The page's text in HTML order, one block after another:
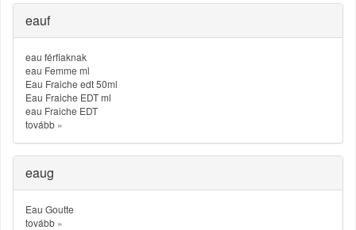
eauf
eau férfiaknak
eau Femme ml
Eau Fraiche edt 50ml
Eau Fraiche EDT ml
eau Fraiche EDT
tovább »
eaug
Eau Goutte
tovább »